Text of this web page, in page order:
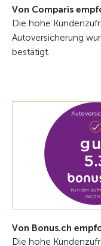
Von Comparis
Die hohe
Autoversicherung
bestätigt.
Von Bonus.ch
Die hohe